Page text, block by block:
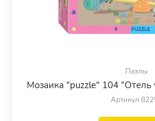
Пазлы
Мозаика "puzzle" 104
Артикул